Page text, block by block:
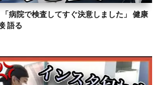
「病院で検査してすぐ決意しました」 健康
語る